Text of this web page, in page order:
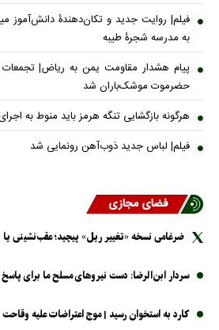
فیلم| روایت جدید و تکان‌دهندۀ دانش‌آموز
به مدرسه شجرۀ طیبه
پیام هشدار مقاومت یمن به ریاض|
حضرموت موشک‌باران شد
هرگونه بازگشایی تنگه هرمز باید منوط به
فیلم| لباس جدید ذوب‌آهن رونمایی شد
فضای مجازی
ضرغامی نسخه «تغییر ریل» پیچید؛ عقب‌نشینی
سردار ابن‌الرضا: دست نیرو‌های مسلح ما برای
کارد به استخوان رسید | موج اعتراضات علیه